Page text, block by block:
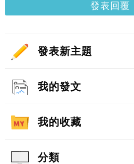
發表回覆
發表新主題
我的發文
我的收藏
分類